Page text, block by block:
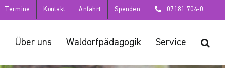
Termine Kontakt Anfahrt Spenden 07181 704-0
Über uns Waldorfpädagogik Service